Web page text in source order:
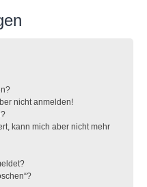
nicht anmelden!
kann mich aber nicht mehr